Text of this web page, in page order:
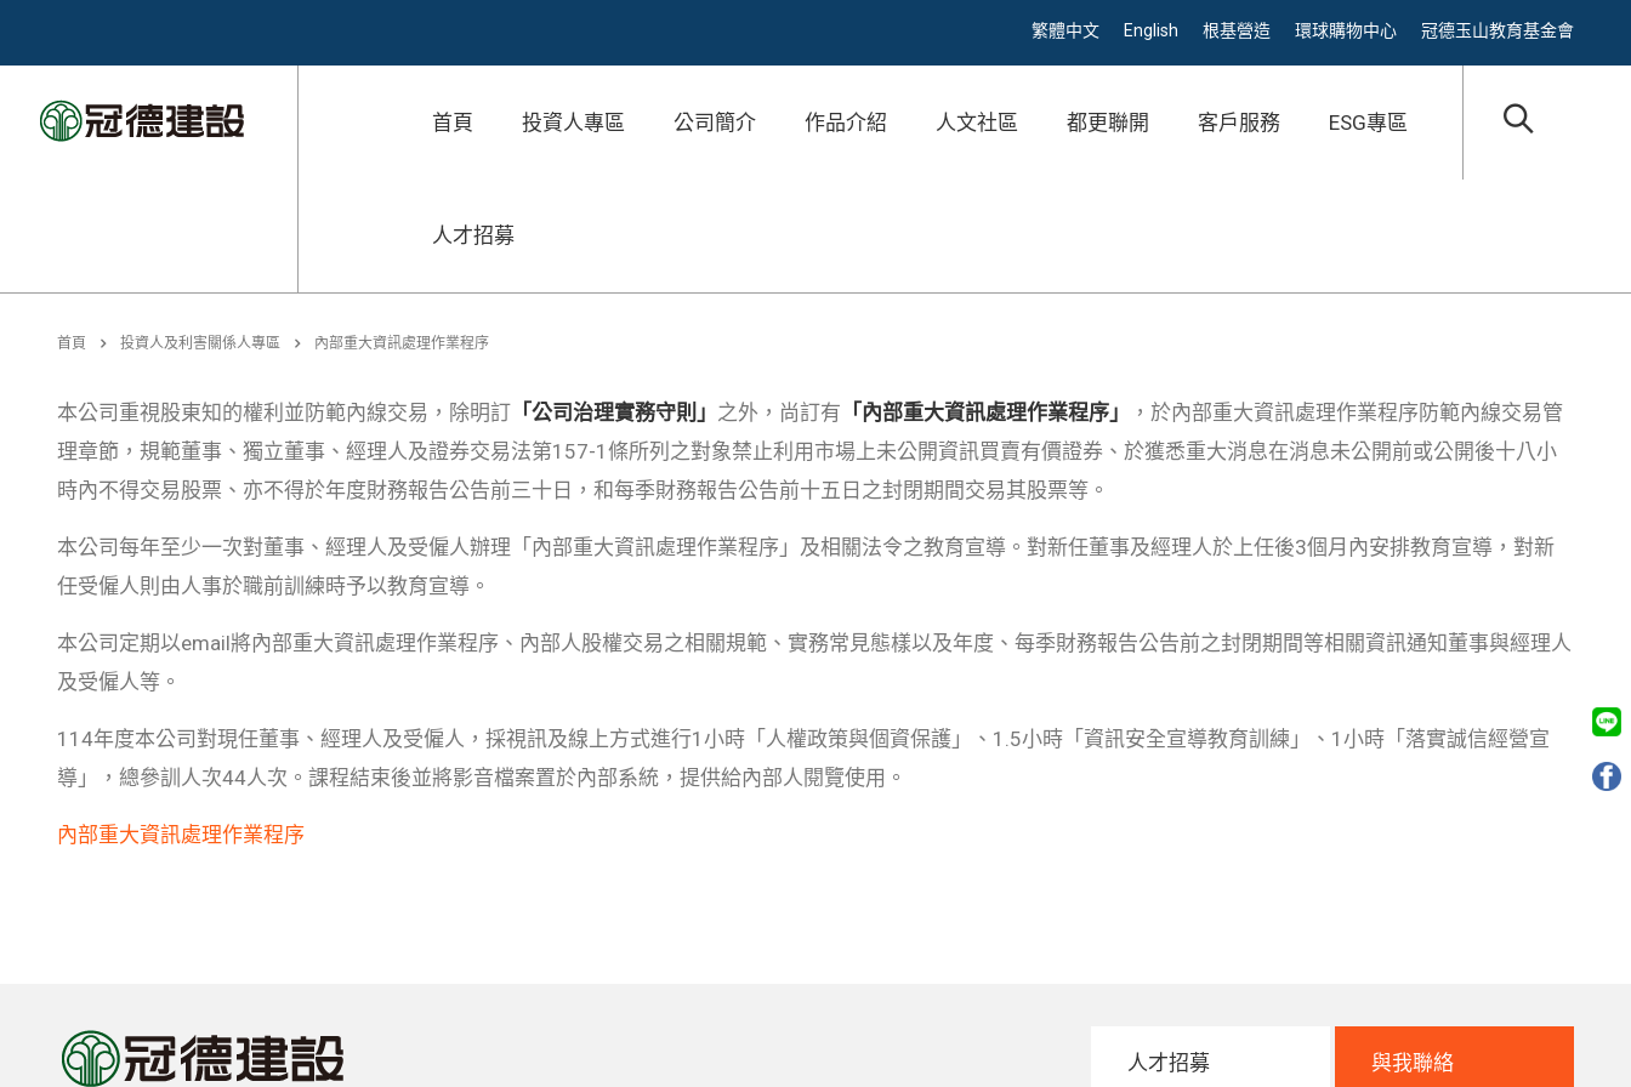
繁體中文 English 根基營造 環球購物中心 冠德玉山教育基金會
首頁 投資人專區 公司簡介 作品介紹 人文社區 都更聯開 客戶服務 ESG專區
人才招募
首頁 投資人及利害關係人專區 內部重大資訊處理作業程序
本公司重視股東知的權利並防範內線交易，除明訂 「公司治理實務守則 」 之外，尚訂有 「內部重大資訊處理作業程序 」
，於內部重大資訊處理作業程序防範內線交易管
理章節，規範董事、獨立董事、經理人及證券交易法第157-1條所列之對象禁止利用市場上未公開資訊買賣有價證券、於獲悉重大消息在消息未公開前或公開後十八小
時內不得交易股票、亦不得於年度財務報告公告前三十日，和每季財務報告公告前十五日之封閉期間交易其股票等。
本公司每年至少一次對董事、經理人及受僱人辦理「內部重大資訊處理作業程序」及相關法令之教育宣導。對新任董事及經理人於上任後3個月內安排教育宣導，對新
任受僱人則由人事於職前訓練時予以教育宣導。
本公司定期以email將內部重大資訊處理作業程序、內部人股權交易之相關規範、實務常見態樣以及年度、每季財務報告公告前之封閉期間等相關資訊通知董事與經理人
及受僱人等。
114年度本公司對現任董事、經理人及受僱人，採視訊及線上方式進行1小時「人權政策與個資保護」、1.5小時「資訊安全宣導教育訓練」、1小時「落實誠信經營宣
導」，總參訓人次44人次。課程結束後並將影音檔案置於內部系統，提供給內部人閱覽使用。
內部重大資訊處理作業程序
人才招募 與我聯絡